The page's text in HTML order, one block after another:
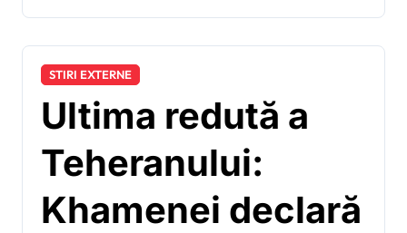
STIRI EXTERNE
Ultima redută a
Teheranului:
Khamenei declară